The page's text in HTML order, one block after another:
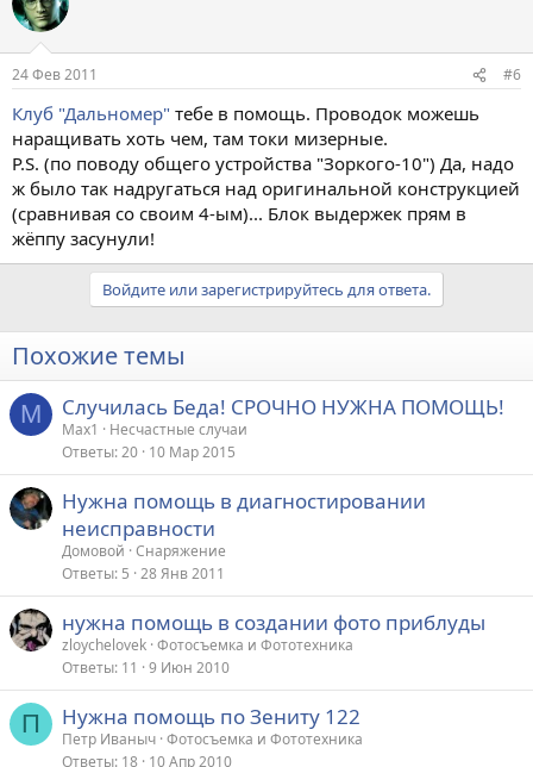
24 Фев 2011 #6
Клуб "Дальномер" тебе в помощь. Проводок можешь
наращивать хоть чем, там токи мизерные.
P.S. (по поводу общего устройства "Зоркого-10") Да, надо
ж было так надругаться над оригинальной конструкцией
(сравнивая со своим 4-ым)... Блок выдержек прям в
жёппу засунули!
Войдите или зарегистрируйтесь для ответа.
Похожие темы
M Случилась Беда! СРОЧНО НУЖНА ПОМОЩЬ!
Max1
Несчастные случаи
Ответы 20 10 Мар 2015
Нужна помощь в диагностировании
неисправности
Домовой Снаряжение
Ответы 5 28 Янв 2011
нужна помощь в создании фото приблуды
zloychelovek Фотосъемка и Фототехника
Ответы 11 9 Июн 2010
П Нужна помощь по Зениту 122
Петр Иваныч Фотосъемка и Фототехника
Ответы 18 10 Апр 2010